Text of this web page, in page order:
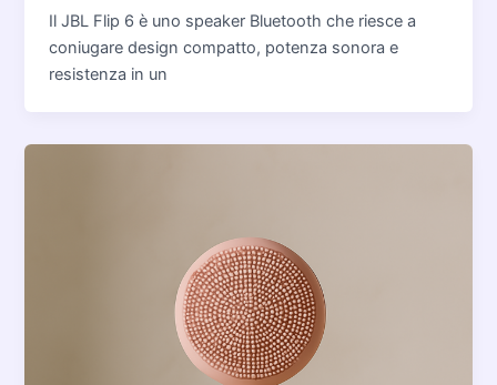
Il JBL Flip 6 è uno speaker Bluetooth che riesce a
coniugare design compatto, potenza sonora e
resistenza in un